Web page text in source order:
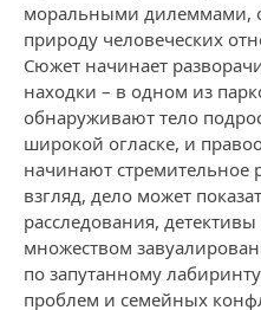
моральными
природу человеческих
Сюжет начинает
находки – в одном из
обнаруживают тело
широкой огласке, и
начинают стремительное
взгляд, дело может
расследования, детективы
множеством
по запутанному
проблем и семейных